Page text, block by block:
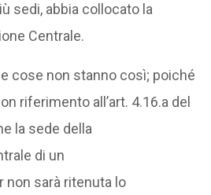
sedi, abbia collocato la
Centrale.
cose non stanno così; poiché
riferimento all’art. 4.16.a del
la sede della
di un
sarà ritenuta lo